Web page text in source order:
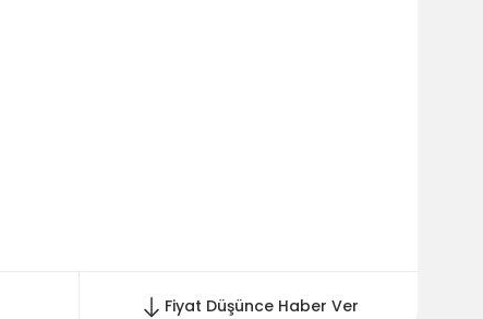
Fiyat Düşünce Haber Ver